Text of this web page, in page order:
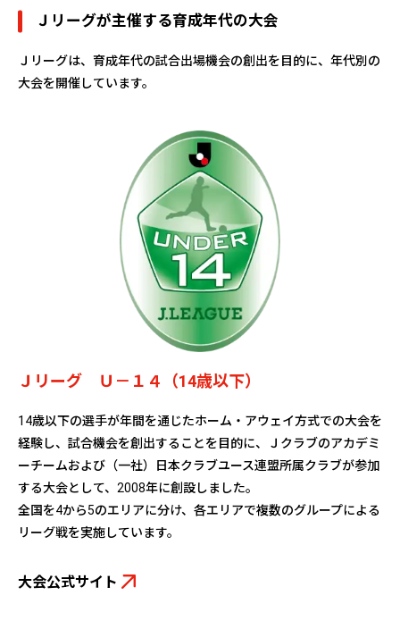
Ｊリーグが主催する育成年代の大会
Ｊリーグは、育成年代の試合出場機会の創出を目的に、年代別の
大会を開催しています。
Ｊリーグ Ｕ－１４（14歳以下）
14歳以下の選手が年間を通じたホーム・アウェイ方式での大会を
経験し、試合機会を創出することを目的に、Ｊクラブのアカデミ
ーチームおよび（一社）日本クラブユース連盟所属クラブが参加
する大会として、2008年に創設しました。
全国を4から5のエリアに分け、各エリアで複数のグループによる
リーグ戦を実施しています。
大会公式サイト